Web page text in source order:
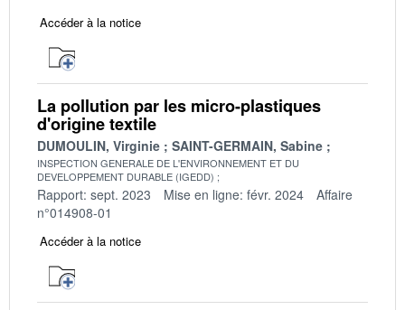
Accéder à la notice
La pollution par les micro-plastiques
d'origine textile
DUMOULIN, Virginie SAINT-GERMAIN, Sabine
INSPECTION GENERALE DE L'ENVIRONNEMENT ET DU
DEVELOPPEMENT DURABLE (IGEDD)
Rapport: sept. 2023 Mise en ligne: févr. 2024
Affaire
n°014908-01
Accéder à la notice